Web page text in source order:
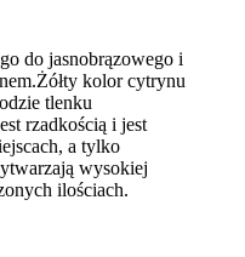
do jasnobrązowego i
kolor cytrynu
tlenku
rzadkością i jest
a tylko
wysokiej
ilościach.